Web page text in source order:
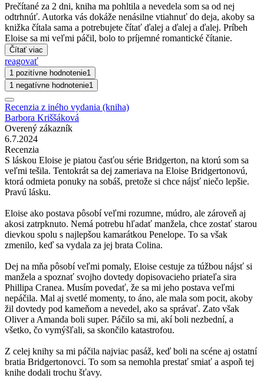
Prečítané za 2 dni, kniha ma pohltila a nevedela som sa od nej
odtrhnúť. Autorka vás dokáže nenásilne vtiahnuť do deja, akoby sa
knižka čítala sama a potrebujete čítať ďalej a ďalej a ďalej. Príbeh
Eloise sa mi veľmi páčil, bolo to príjemné romantické čítanie.
Čítať viac
reagovať
1 pozitívne hodnotenie1
1 negatívne hodnotenie1
Recenzia z iného vydania (kniha)
Barbora Kriššáková
Overený zákazník
6.7.2024
Recenzia
S láskou Eloise je piatou časťou série Bridgerton, na ktorú som sa
veľmi tešila. Tentokrát sa dej zameriava na Eloise Bridgertonovú,
ktorá odmieta ponuky na sobáš, pretože si chce nájsť niečo lepšie.
Pravú lásku.
Eloise ako postava pôsobí veľmi rozumne, múdro, ale zároveň aj
akosi zatrpknuto. Nemá potrebu hľadať manžela, chce zostať starou
dievkou spolu s najlepšou kamarátkou Penelope. To sa však
zmenilo, keď sa vydala za jej brata Colina.
Dej na mňa pôsobí veľmi pomaly, Eloise cestuje za túžbou nájsť si
manžela a spoznať svojho dovtedy dopisovacieho priateľa sira
Phillipa Cranea. Musím povedať, že sa mi jeho postava veľmi
nepáčila. Mal aj svetlé momenty, to áno, ale mala som pocit, akoby
žil dovtedy pod kameňom a nevedel, ako sa správať. Zato však
Oliver a Amanda boli super. Páčilo sa mi, akí boli nezbední, a
všetko, čo vymýšľali, sa skončilo katastrofou.
Z celej knihy sa mi páčila najviac pasáž, keď boli na scéne aj ostatní
bratia Bridgertonovci. To som sa nemohla prestať smiať a aspoň tej
knihe dodali trochu šťavy.